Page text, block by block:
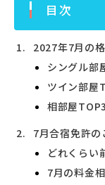
目次
2027年7月の
シングル部
ツイン部屋
相部屋TOP3
7月合宿免許の
どれくらい
7月の料金